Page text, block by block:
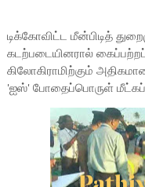
டிக்கோவிட்ட மீன்பிடித்
கடற்படையினரால்
கிலோகிராமிற்கும்
'ஐஸ்' போதைப்பொருள்